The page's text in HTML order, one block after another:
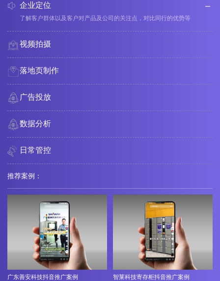
企业定位
了解客户群体以及客户对产品及公司的关注点，对比同行的优势等
视频拍摄
落地页制作
广告投放
数据分析
日常管控
推荐案例：
广东善安科技抖音推广案例 智莱科技寄存柜抖音推广案例